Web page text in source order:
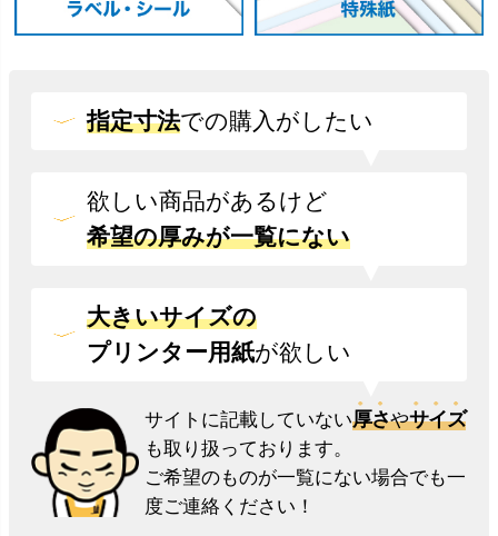
指定寸法での購入がしたい
欲しい商品があるけど
希望の厚みが一覧にない
大きいサイズの
プリンター用紙が欲しい
サイトに記載していない厚さやサイズ
も取り扱っております。
ご希望のものが一覧にない場合でも一
度ご連絡ください！